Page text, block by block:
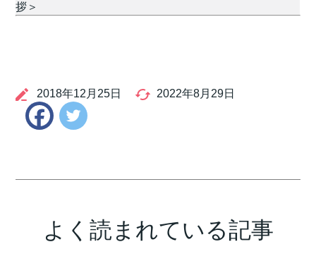
拶＞
2018年12月25日 2022年8月29日
Facebook
よく読まれている記事